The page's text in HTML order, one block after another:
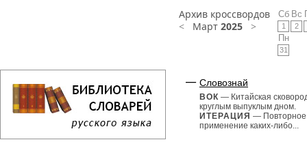
Архив кроссвордов
< Март 2025 >
Сб
1
Вс
2
Пн
31
Словознай
ВОК — Китайская
круглым выпуклым дном.
ИТЕРАЦИЯ — Повторное
применение каких-либо...